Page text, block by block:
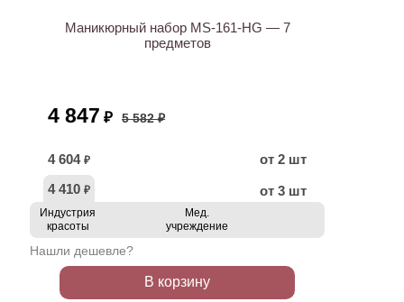
Маникюрный набор MS-161-HG — 7
предметов
4 847 ₽ 5 582 ₽
4 604 ₽
от 2 шт
4 410 ₽ от 3 шт
Индустрия
красоты
Мед.
учреждение
Нашли дешевле?
В корзину